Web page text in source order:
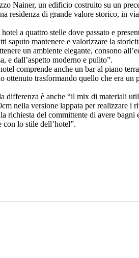
Nainer, un edificio costruito su un
residenza di grande valore storico, in
a quattro stelle dove passato e
mantenere e valorizzare la
un ambiente elegante, consono
e dall’aspetto moderno e pulito”.
comprende anche un bar al piano
trasformando quello che era un
è anche “il mix di materiali
nella versione lappata per realizzare
del committente di avere
con lo stile dell’hotel”.